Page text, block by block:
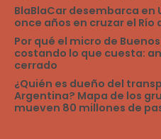
BlaBlaCar desembarca en
once años en cruzar el Río
Por qué el micro de
costando lo que cuesta:
cerrado
¿Quién es dueño del
Argentina? Mapa de los
mueven 80 millones de